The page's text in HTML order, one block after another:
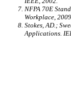
NFPA 70E
Workplace,
Stokes, AD.;
Applications.